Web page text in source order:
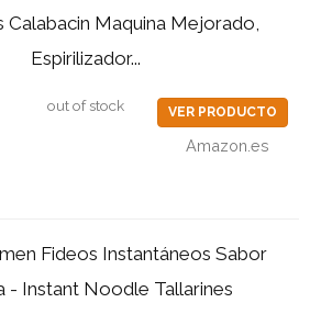
Calabacin Maquina Mejorado,
Espirilizador...
out of stock VER PRODUCTO
Amazon.es
Fideos Instantáneos Sabor
- Instant Noodle Tallarines